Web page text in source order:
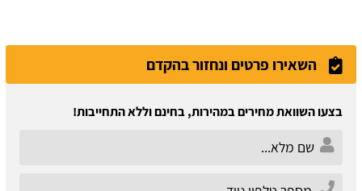
השאירו פרטים ונחזור בהקדם
בצעו השוואת מחירים במהירות, בחינם וללא התחייבות!